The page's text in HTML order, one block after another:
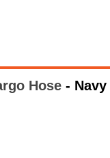
Hose - Navy